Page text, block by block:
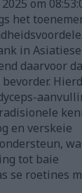
om
het
in
daarvoor
en verskeie
tot baie
se roetines